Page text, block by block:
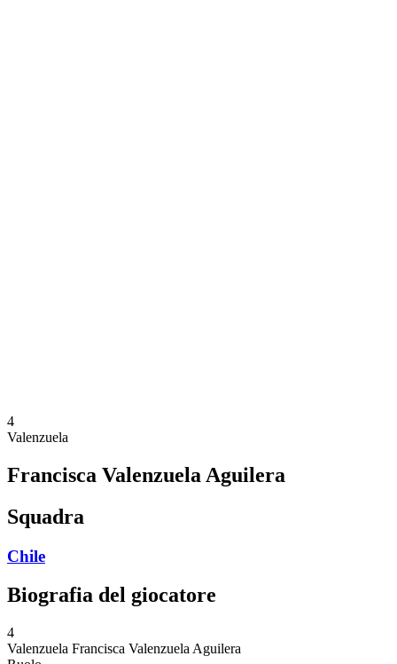
4
Valenzuela
Francisca Valenzuela Aguilera
Squadra
Chile
Biografia del giocatore
4
Valenzuela Francisca Valenzuela Aguilera